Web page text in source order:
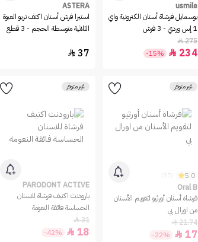
usmile
يوسمايل فرشاة أسنان الكترونية واي
1 إس وردي - 3 فرش
275

234

-15%
ASTERA
استيرا فرش أسنان اكتف تريو العبوة
الثلاثية متوسطة الحجم - 3 قطع
37

غير متوفر
5.0
Oral B
فرشاة أسنان أورثيو لتقويم الأسنان
من اورال بي
21.74

17

-22%
غير متوفر
PARODONT ACTIVE
بارودنت اكتيف فرشاة للاسنان
الحساسة فائقة النعومة
31

18

-42%